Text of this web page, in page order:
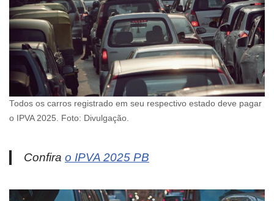
Todos os carros registrado em seu respectivo estado deve pagar
o IPVA 2025. Foto: Divulgação.
Confira o IPVA 2025 PB